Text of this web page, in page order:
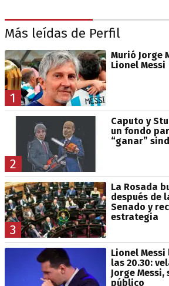
Más leídas de Perfil
1
Murió Jorge
Lionel Messi
2
Caputo y
un fondo
“ganar”
3
La Rosada
después de
Senado y
estrategia
Lionel
las 20.30:
Jorge
público